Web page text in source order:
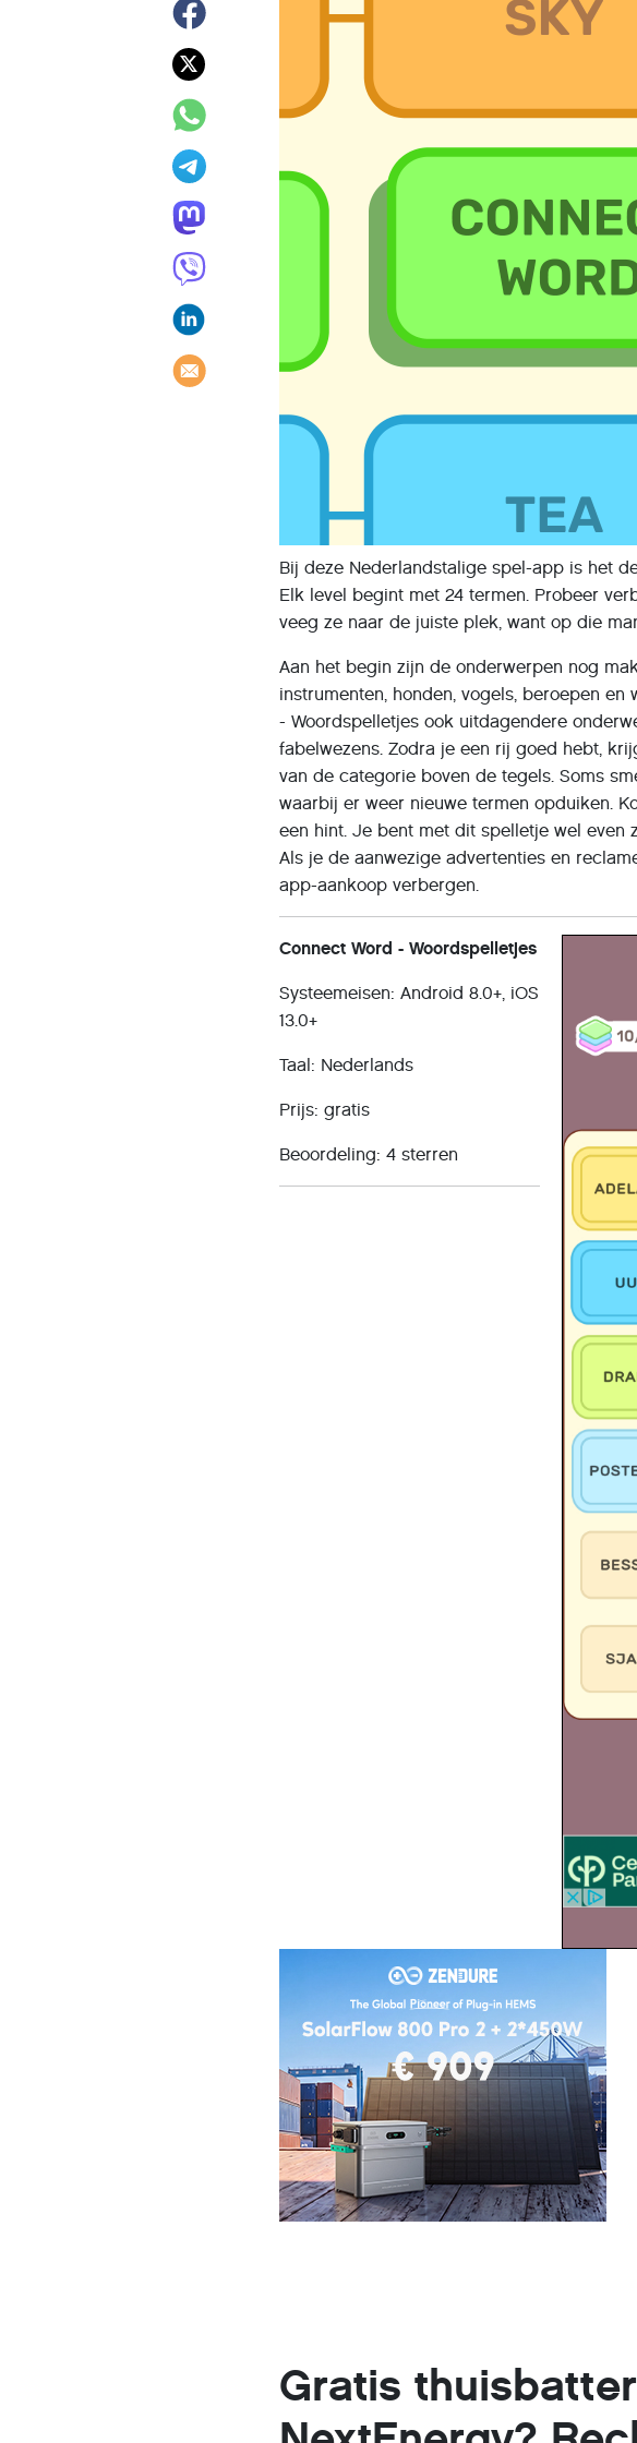
Bij deze Nederlandstalige spel-app is het
Elk level begint met 24 termen. Probeer
veeg ze naar de juiste plek, want op die
Aan het begin zijn de onderwerpen nog
instrumenten, honden, vogels, beroepen
- Woordspelletjes ook uitdagendere
fabelwezens. Zodra je een rij goed hebt,
van de categorie boven de tegels. Soms
waarbij er weer nieuwe termen opduiken.
een hint. Je bent met dit spelletje wel even
Als je de aanwezige advertenties en
app-aankoop verbergen.
Connect Word - Woordspelletjes
Systeemeisen: Android 8.0+, iOS
13.0+
Taal: Nederlands
Prijs: gratis
Beoordeling: 4 sterren
Gratis